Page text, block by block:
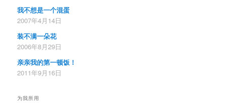
我不想是一个混蛋
2007年4月14日
装不满一朵花
2006年8月29日
亲亲我的第一顿饭！
2011年9月16日
为我所用